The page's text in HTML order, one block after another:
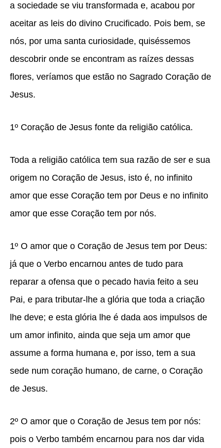
a sociedade se viu transformada e, acabou por
aceitar as leis do divino Crucificado. Pois bem, se
nós, por uma santa curiosidade, quiséssemos
descobrir onde se encontram as raízes dessas
flores, veríamos que estão no Sagrado Coração de
Jesus.
1º Coração de Jesus fonte da religião católica.
Toda a religião católica tem sua razão de ser e sua
origem no Coração de Jesus, isto é, no infinito
amor que esse Coração tem por Deus e no infinito
amor que esse Coração tem por nós.
1º O amor que o Coração de Jesus tem por Deus:
já que o Verbo encarnou antes de tudo para
reparar a ofensa que o pecado havia feito a seu
Pai, e para tributar-lhe a glória que toda a criação
lhe deve; e esta glória lhe é dada aos impulsos de
um amor infinito, ainda que seja um amor que
assume a forma humana e, por isso, tem a sua
sede num coração humano, de carne, o Coração
de Jesus.
2º O amor que o Coração de Jesus tem por nós:
pois o Verbo também encarnou para nos dar vida